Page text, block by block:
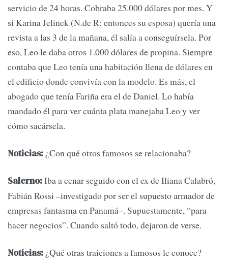
servicio de 24 horas. Cobraba 25.000 dólares por mes. Y
si Karina Jelinek (N.de R: entonces su esposa) quería una
revista a las 3 de la mañana, él salía a conseguírsela. Por
eso, Leo le daba otros 1.000 dólares de propina. Siempre
contaba que Leo tenía una habitación llena de dólares en
el edificio donde convivía con la modelo. Es más, el
abogado que tenía Fariña era el de Daniel. Lo había
mandado él para ver cuánta plata manejaba Leo y ver
cómo sacársela.
Noticias: ¿Con qué otros famosos se relacionaba?
Salerno:Iba a cenar seguido con el ex de Iliana Calabró,
Fabián Rossi –investigado por ser el supuesto armador de
empresas fantasma en Panamá–. Supuestamente, “para
hacer negocios”. Cuando saltó todo, dejaron de verse.
Noticias: ¿Qué otras traiciones a famosos le conoce?